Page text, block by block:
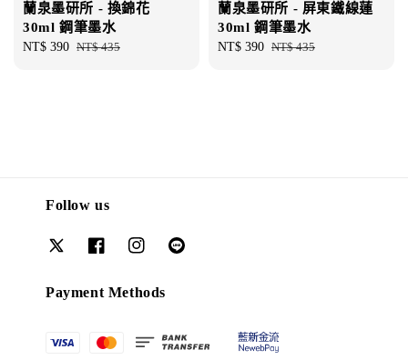
蘭泉墨研所 - 換錦花
30ml 鋼筆墨水
Sale
NT$ 390 Regular
NT$ 435
蘭泉墨研所 - 屏東鐵線蓮
30ml 鋼筆墨水
Sale
NT$ 390 Regular
NT$ 435
Follow us
Payment Methods